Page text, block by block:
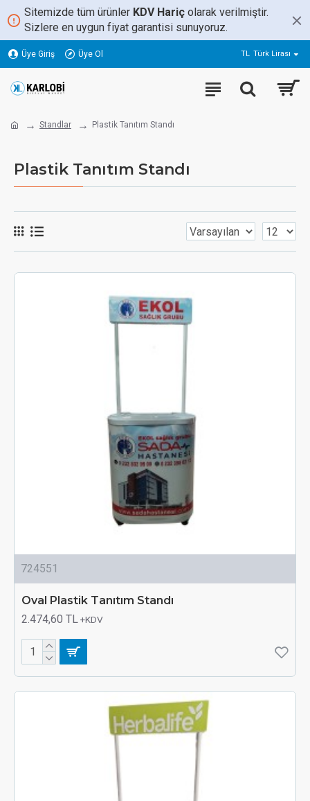
Sitemizde tüm ürünler KDV Hariç olarak verilmiştir.
Sizlere en uygun fiyat garantisi sunuyoruz.
Üye Giriş Üye Ol TL Türk Lirası
Standlar Plastik Tanıtım Standı
Plastik Tanıtım Standı
724551
Oval Plastik Tanıtım Standı
2.474,60 TL+KDV